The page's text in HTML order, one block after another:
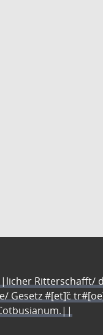
Ritterschafft/
#[et]c̃